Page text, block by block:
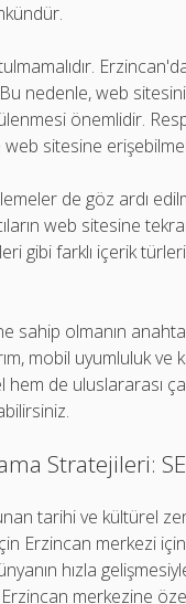
nedenle, web
önemlidir.
sitesine
de göz ardı
web sitesine
gibi farklı içerik
sahip olmanın
mobil uyumluluk
hem de uluslararası
Stratejileri:
tarihi ve kültürel
Erzincan merkezi
hızla
merkezine